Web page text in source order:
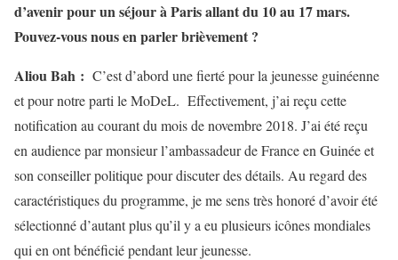
d’avenir pour un séjour à Paris allant du 10 au 17 mars.
Pouvez-vous nous en parler brièvement ?
Aliou Bah : C’est d’abord une fierté pour la jeunesse guinéenne
et pour notre parti le MoDeL. Effectivement, j’ai reçu cette
notification au courant du mois de novembre 2018. J’ai été reçu
en audience par monsieur l’ambassadeur de France en Guinée et
son conseiller politique pour discuter des détails. Au regard des
caractéristiques du programme, je me sens très honoré d’avoir été
sélectionné d’autant plus qu’il y a eu plusieurs icônes mondiales
qui en ont bénéficié pendant leur jeunesse.